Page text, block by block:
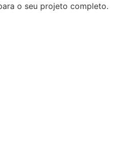
o seu projeto completo.